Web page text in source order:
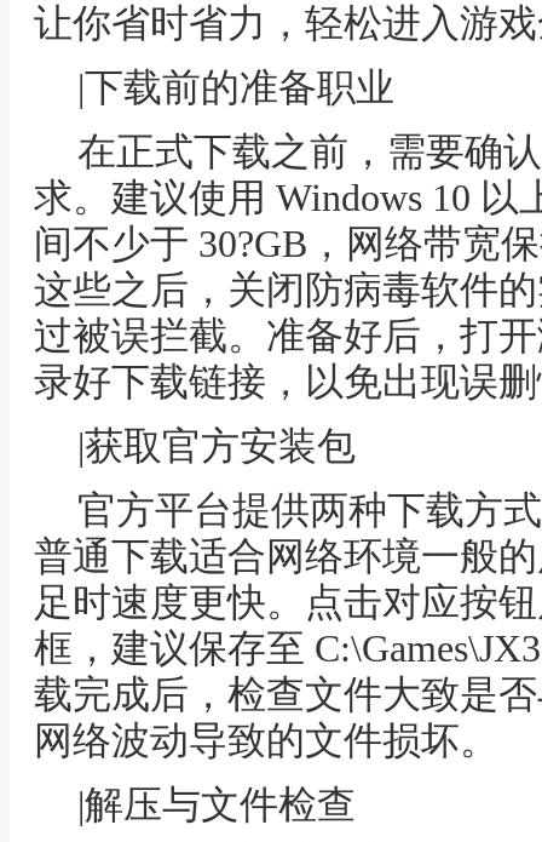
让你省时省力，轻松进入游
|下载前的准备职业
在正式下载之前，需要确
求。建议使用 Windows 10
间不少于 30?GB，网络带宽
这些之后，关闭防病毒软件
过被误拦截。准备好后，打
录好下载链接，以免出现误
|获取官方安装包
官方平台提供两种下载方
普通下载适合网络环境一般
足时速度更快。点击对应按
框，建议保存至
载完成后，检查文件大致是
网络波动导致的文件损坏。
|解压与文件检查